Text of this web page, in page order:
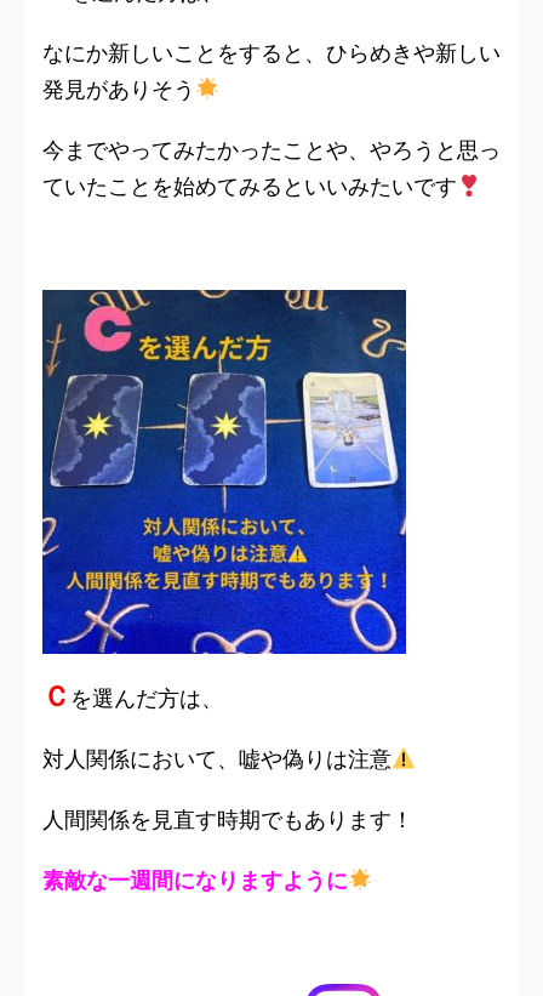
なにか新しいことをすると、ひらめきや新しい
発見がありそう
今までやってみたかったことや、やろうと思っ
ていたことを始めてみるといいみたいです
Ｃ を選んだ方は、
対人関係において、嘘や偽りは注意
人間関係を見直す時期でもあります！
素敵な一週間になりますように